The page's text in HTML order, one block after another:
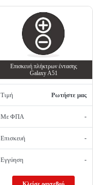
Επισκευή πλήκτρων έντασης
Galaxy A51
Τιμή Ρωτήστε μας
Με ΦΠΑ -
Επισκευή -
Εγγύηση -